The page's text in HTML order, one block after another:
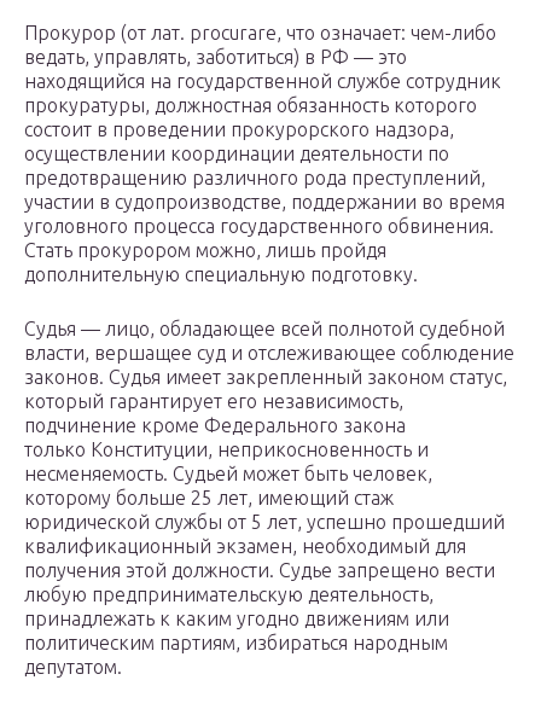
Прокурор (от лат. procurare, что означает: чем-либо
ведать, управлять, заботиться) в РФ — это
находящийся на государственной службе сотрудник
прокуратуры, должностная обязанность которого
состоит в проведении прокурорского надзора,
осуществлении координации деятельности по
предотвращению различного рода преступлений,
участии в судопроизводстве, поддержании во время
уголовного процесса государственного обвинения.
Стать прокурором можно, лишь пройдя
дополнительную специальную подготовку.
Судья — лицо, обладающее всей полнотой судебной
власти, вершащее суд и отслеживающее соблюдение
законов. Судья имеет закрепленный законом статус,
который гарантирует его независимость,
подчинение кроме Федерального закона
только Конституции, неприкосновенность и
несменяемость. Судьей может быть человек,
которому больше 25 лет, имеющий стаж
юридической службы от 5 лет, успешно прошедший
квалификационный экзамен, необходимый для
получения этой должности. Судье запрещено вести
любую предпринимательскую деятельность,
принадлежать к каким угодно движениям или
политическим партиям, избираться народным
депутатом.